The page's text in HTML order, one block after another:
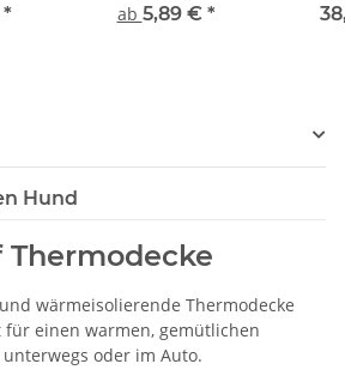
*
ab 5,89 € *
Hund
wärmeisolierende Thermodecke
einen warmen, gemütlichen
oder im Auto.